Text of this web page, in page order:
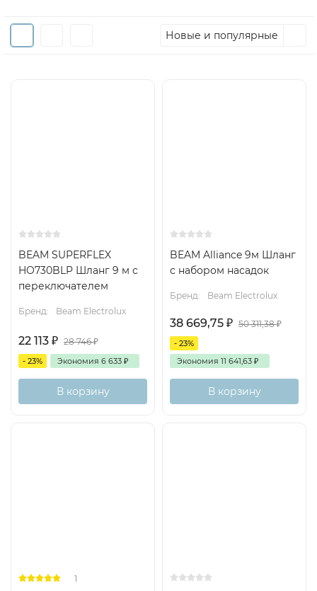
Новые и популярные
BEAM SUPERFLEX
HO730BLP Шланг 9 м с
переключателем
Бренд: Beam Electrolux
22 113 ₽ 28 746₽
- 23% Экономия 6 633 ₽
В корзину
BEAM Alliance 9м Шланг
с набором насадок
Бренд: Beam Electrolux
38 669,75 ₽ 50 311,38₽
- 23%
Экономия 11 641,63 ₽
В корзину
1